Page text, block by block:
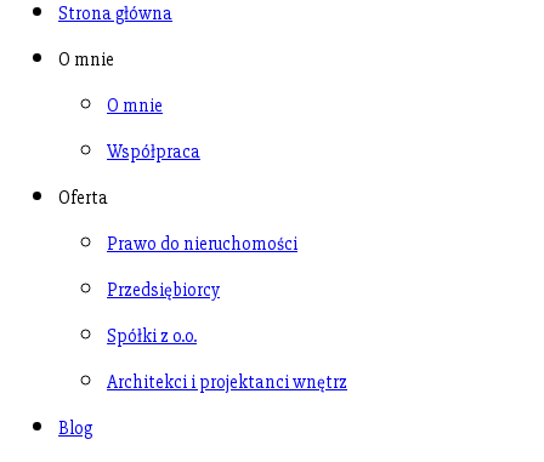
Strona główna
O mnie
O mnie
Współpraca
Oferta
Prawo do nieruchomości
Przedsiębiorcy
Spółki z o.o.
Architekci i projektanci wnętrz
Blog